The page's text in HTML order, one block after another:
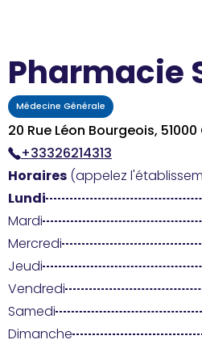
Pharmacie
Médecine Générale
20 Rue Léon Bourgeois,
+33326214313
Horaires (appelez
Lundi
Mardi
Mercredi
Jeudi
Vendredi
Samedi
Dimanche